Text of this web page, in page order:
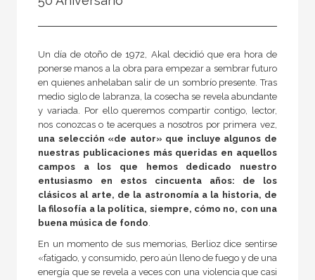
50 Aniversario
A fondo
Ágora / Teoría
Akadémica
Akal Infantil
Anverso
Arqueología
Arquitectura
Arquitectura (textos de arquitectura)
VER TODAS... (148)
Un día de otoño de 1972, Akal decidió que era hora de
ponerse manos a la obra para empezar a sembrar futuro
en quienes anhelaban salir de un sombrío presente. Tras
medio siglo de labranza, la cosecha se revela abundante
y variada. Por ello queremos compartir contigo, lector,
nos conozcas o te acerques a nosotros por primera vez,
una selección «de autor» que incluye algunos de
nuestras publicaciones más queridas en aquellos
campos a los que hemos dedicado nuestro
entusiasmo en estos cincuenta años: de los
clásicos al arte, de la astronomía a la historia, de
la filosofía a la política, siempre, cómo no, con una
buena música de fondo.
En un momento de sus memorias, Berlioz dice sentirse
«fatigado, y consumido, pero aún lleno de fuego y de una
energía que se revela a veces con una violencia que casi